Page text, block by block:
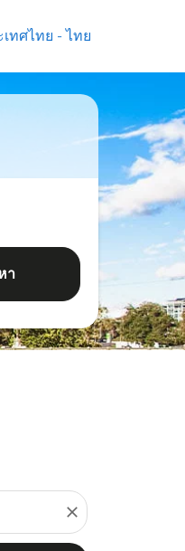
เทศไทย - ไทย
า
close